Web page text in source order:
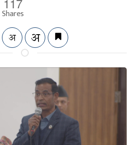
Shares